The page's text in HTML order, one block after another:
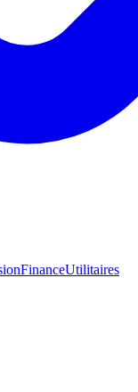
FinanceUtilitaires